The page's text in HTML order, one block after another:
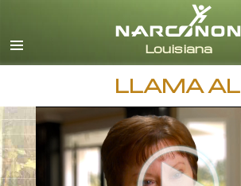
LLAMA AL